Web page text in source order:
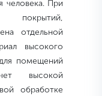
человека. При
покрытий,
отдельной
высокого
помещений
высокой
обработке